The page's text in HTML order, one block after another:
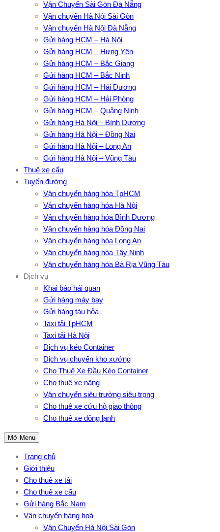
Vận Chuyển Sài Gòn Đà Nẵng
Vận chuyển Hà Nội Sài Gòn
Vận chuyển Hà Nội Đà Nẵng
Gửi hàng HCM – Hà Nội
Gửi hàng HCM – Hưng Yên
Gửi hàng HCM – Bắc Giang
Gửi hàng HCM – Bắc Ninh
Gửi hàng HCM – Hải Dương
Gửi hàng HCM – Hải Phòng
Gửi hàng HCM – Quảng Ninh
Gửi hàng Hà Nội – Bình Dương
Gửi hàng Hà Nội – Đồng Nai
Gửi hàng Hà Nội – Long An
Gửi hàng Hà Nội – Vũng Tàu
Thuê xe cẩu
Tuyến đường
Vận chuyển hàng hóa TpHCM
Vận chuyển hàng hóa Hà Nội
Vận chuyển hàng hóa Bình Dương
Vận chuyển hàng hóa Đồng Nai
Vận chuyển hàng hóa Long An
Vận chuyển hàng hóa Tây Ninh
Vận chuyển hàng hóa Bà Rịa Vũng Tàu
Dịch vụ
Khai báo hải quan
Gửi hàng máy bay
Gửi hàng tàu hỏa
Taxi tải TpHCM
Taxi tải Hà Nội
Dịch vụ kéo Container
Dịch vụ chuyển kho xưởng
Cho Thuê Xe Đầu Kéo Container
Cho thuê xe nâng
Vận chuyển siêu trường siêu trọng
Cho thuê xe cứu hộ giao thông
Cho thuê xe đông lạnh
Mở Menu
Trang chủ
Giới thiệu
Cho thuê xe tải
Cho thuê xe cẩu
Gửi hàng Bắc Nam
Vận chuyển hàng hoá
Vận Chuyển Hà Nội Sài Gòn